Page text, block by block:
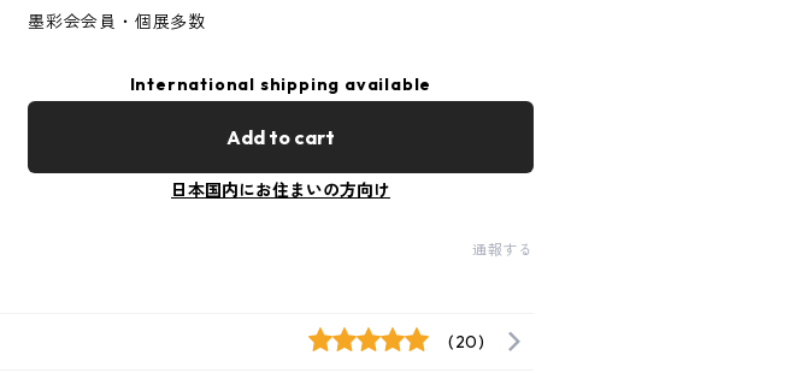
墨彩会会員・個展多数
International shipping available
Add to cart
日本国内にお住まいの方向け
通報する
(20)